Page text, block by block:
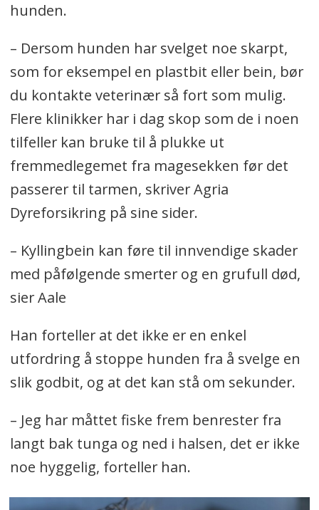
AI, men gjennomlest av en journalist.
hunden.
– Dersom hunden har svelget noe skarpt,
som for eksempel en plastbit eller bein, bør
du kontakte veterinær så fort som mulig.
Flere klinikker har i dag skop som de i noen
tilfeller kan bruke til å plukke ut
fremmedlegemet fra magesekken før det
passerer til tarmen, skriver Agria
Dyreforsikring på sine sider.
– Kyllingbein kan føre til innvendige skader
med påfølgende smerter og en grufull død,
sier Aale
Han forteller at det ikke er en enkel
utfordring å stoppe hunden fra å svelge en
slik godbit, og at det kan stå om sekunder.
– Jeg har måttet fiske frem benrester fra
langt bak tunga og ned i halsen, det er ikke
noe hyggelig, forteller han.